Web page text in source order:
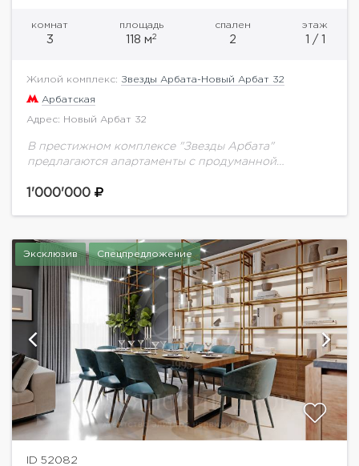
комнат
3
площадь
118 м2
спален
2
этаж
1 / 1
Жилой комплекс: Звезды Арбата-Новый Арбат 32
Арбатская
Адрес: Новый Арбат 32
В престижном комплексе "Звезды Арбата"
предлагаются апартаменты с продуманной
Москва- Сити. Планировка: кухня-гостиная, две
1'000'000
Эксклюзив Спецпредложение
ID 52082